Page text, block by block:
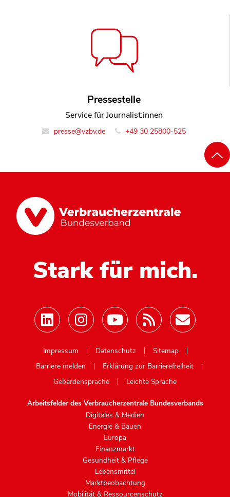
Pressestelle
Service für Journalist:innen
presse@vzbv.de +49 30 25800-525
Stark für mich.
Impressum
Datenschutz
Sitemap
Barriere melden
Erklärung zur Barrierefreiheit
Gebärdensprache
Leichte Sprache
Arbeitsfelder des Verbraucherzentrale Bundesverbands
Digitales & Medien
Energie & Bauen
Europa
Finanzmarkt
Gesundheit & Pflege
Lebensmittel
Marktbeobachtung
Mobilität & Ressourcenschutz